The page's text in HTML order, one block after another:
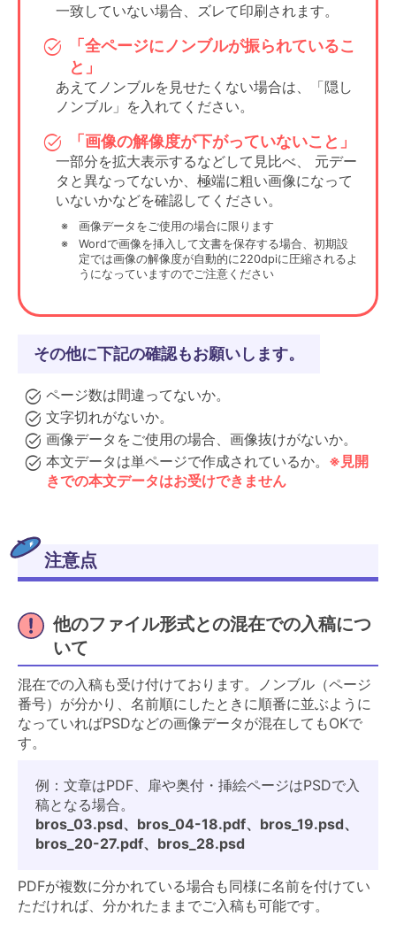
モノクロ本文原
稿ならグレース
ケールや
る、など。
イプのソフトの
項目がある可能
用紙設定
がある場合、
目的のサイズの
PDFが作成され
るよう設定して
ください。
仮想プリンタタ
イプのソフトの
場合
項目がある可能
性が高いです。
カラーバー
を作成しな
る
作成されてしま
う場合、設定を
一致していない場合、ズレて印刷されます。
「全ページにノンブルが振られているこ
と」
あえてノンブルを見せたくない場合は、「隠し
ノンブル」を入れてください。
「画像の解像度が下がっていないこと」
一部分を拡大表示するなどして見比べ、 元デー
タと異なってないか、極端に粗い画像になって
いないかなどを確認してください。
画像データをご使用の場合に限ります
Wordで画像を挿入して文書を保存する場合、初期設
定では画像の解像度が自動的に220dpiに圧縮されるよ
うになっていますのでご注意ください
その他に下記の確認もお願いします。
ページ数は間違ってないか。
文字切れがないか。
画像データをご使用の場合、画像抜けがないか。
本文データは単ページで作成されているか。 ※見開
きでの本文データはお受けできません
注意点
他のファイル形式との混在での入稿につ
いて
混在での入稿も受け付けております。ノンブル（ページ
番号）が分かり、名前順にしたときに順番に並ぶように
なっていればPSDなどの画像データが混在してもOKで
す。
例：文章はPDF、扉や奥付・挿絵ページはPSDで入
稿となる場合。
bros_03.psd、bros_04-18.pdf、bros_19.psd、
bros_20-27.pdf、bros_28.psd
PDFが複数に分かれている場合も同様に名前を付けてい
ただければ、分かれたままでご入稿も可能です。